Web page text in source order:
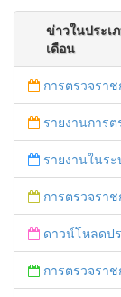
ข่าวในประเ
เดือน
การตรวจราชการป
รายงานการตร
รายงานในระบบ จ
การตรวจรา
ดาวน์โหลดประเด็นการตรวจราชการประจำปีงบประมาณ พ.ศ. ๒
การตรวจราชการปร